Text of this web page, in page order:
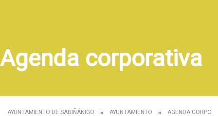
Agenda corporativa
AYUNTAMIENTO DE SABIÑÁNIGO AYUNTAMIENTO AGENDA